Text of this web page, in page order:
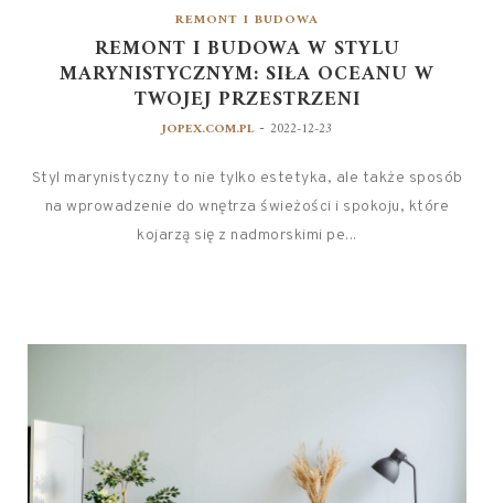
REMONT I BUDOWA
REMONT I BUDOWA W STYLU
MARYNISTYCZNYM: SIŁA OCEANU W
TWOJEJ PRZESTRZENI
JOPEX.COM.PL - 2022-12-23
Styl marynistyczny to nie tylko estetyka, ale także sposób
na wprowadzenie do wnętrza świeżości i spokoju, które
kojarzą się z nadmorskimi pe...